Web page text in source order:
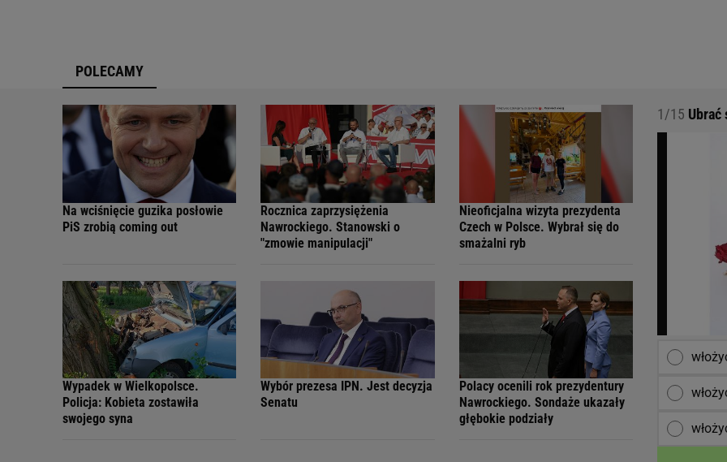
POLECAMY
Na wciśnięcie guzika posłowie
PiS zrobią coming out
Rocznica zaprzysiężenia
Nawrockiego. Stanowski o
"zmowie manipulacji"
Nieoficjalna wizyta prezydenta
Czech w Polsce. Wybrał się do
smażalni ryb
Wypadek w Wielkopolsce.
Policja: Kobieta zostawiła
swojego syna
Wybór prezesa IPN. Jest decyzja
Senatu
Polacy ocenili rok prezydentury
Nawrockiego. Sondaże ukazały
głębokie podziały
1/15 Ubrać